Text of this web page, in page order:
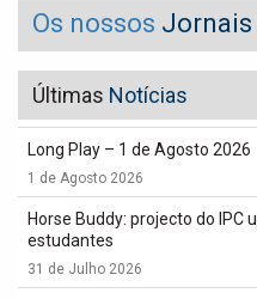
Os nossos Jornais
Últimas Notícias
Long Play – 1 de Agosto 2026
1 de Agosto 2026
Horse Buddy: projecto do IPC
estudantes
31 de Julho 2026